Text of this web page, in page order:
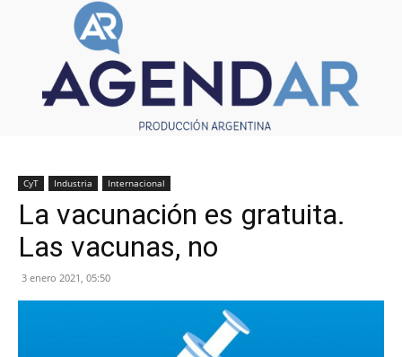
CyT Industria Internacional
La vacunación es gratuita.
Las vacunas, no
3 enero 2021, 05:50